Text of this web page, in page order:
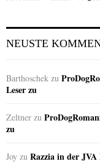
NEUSTE
Barthoschek zu
Leser zu
Zeltner zu
zu
Joy zu Razzia in der JVA